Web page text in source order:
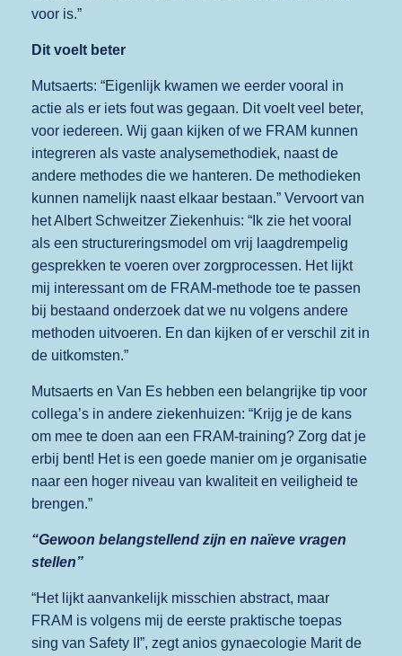
voor is.”
Dit voelt beter
Mutsaerts: “Eigenlijk kwamen we eerder vooral in
actie als er iets fout was gegaan. Dit voelt veel beter,
voor iedereen. Wij gaan kijken of we FRAM kunnen
integreren als vaste analysemethodiek, naast de
andere methodes die we hanteren. De methodieken
kunnen namelijk naast elkaar bestaan.” Vervoort van
het Albert Schweitzer Ziekenhuis: “Ik zie het vooral
als een structureringsmodel om vrij laagdrempelig
gesprekken te voeren over zorgprocessen. Het lijkt
mij interessant om de FRAM-methode toe te passen
bij bestaand onderzoek dat we nu volgens andere
methoden uitvoeren. En dan kijken of er verschil zit in
de uitkomsten.”
Mutsaerts en Van Es hebben een belangrijke tip voor
collega’s in andere ziekenhuizen: “Krijg je de kans
om mee te doen aan een FRAM-training? Zorg dat je
erbij bent! Het is een goede manier om je organisatie
naar een hoger niveau van kwaliteit en veiligheid te
brengen.”
“Gewoon belangstellend zijn en naïeve vragen
stellen”
“Het lijkt aanvankelijk misschien abstract, maar
FRAM is volgens mij de eerste praktische toepas
sing van Safety II”, zegt anios gynaecologie Marit de